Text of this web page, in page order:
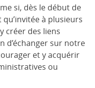
si, dès le début de
à plusieurs
créer des liens
d’échanger sur notre
et y acquérir
ou